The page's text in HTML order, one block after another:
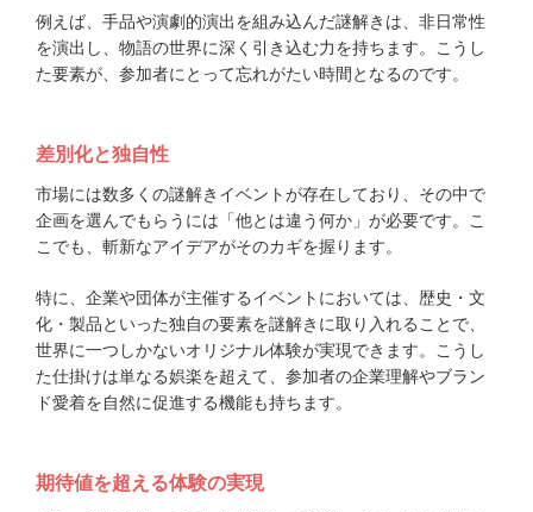
例えば、手品や演劇的演出を組み込んだ謎解きは、非日常性
を演出し、物語の世界に深く引き込む力を持ちます。こうし
た要素が、参加者にとって忘れがたい時間となるのです。
差別化と独自性
市場には数多くの謎解きイベントが存在しており、その中で
企画を選んでもらうには「他とは違う何か」が必要です。こ
こでも、斬新なアイデアがそのカギを握ります。
特に、企業や団体が主催するイベントにおいては、歴史・文
化・製品といった独自の要素を謎解きに取り入れることで、
世界に一つしかないオリジナル体験が実現できます。こうし
た仕掛けは単なる娯楽を超えて、参加者の企業理解やブラン
ド愛着を自然に促進する機能も持ちます。
期待値を超える体験の実現